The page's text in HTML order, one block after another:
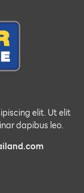
elit. Ut elit
dapibus leo.